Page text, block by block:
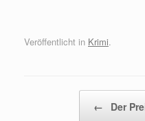
Veröffentlicht in Krimi.
← Der